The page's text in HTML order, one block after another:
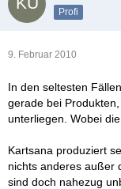
Profi
9. Februar 2010
In den seltesten
gerade bei
unterliegen. Wobei
Kartsana produziert
nichts anderes außer
sind doch nahezug